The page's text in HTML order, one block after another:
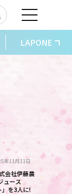
LAPONE
年11月11日
会社伊藤農
ュース
を3人に!